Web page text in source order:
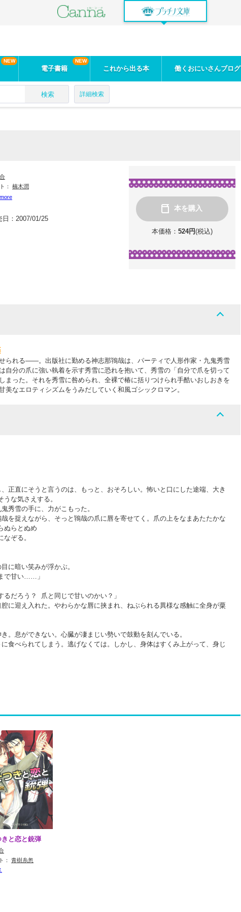
検索 詳細検索
電子書籍 これから出る本 働くおにいさんブログ
： 楠木潤
本を購入
本価格： 524円(税込)
： 2007/01/25
られる――。出版社に勤める神志那鴇哉は、パーティで人形作家・九鬼秀雪
自分の爪に強い執着を示す秀雪に恐れを抱いて、秀雪の「自分で爪を切って
まった。それを秀雪に咎められ、全裸で椿に括りつけられ手酷いおしおきを
なエロティシズムをうみだしていく和風ゴシックロマン。
正直にそうと言うのは、もっと、おそろしい。怖いと口にした途端、大き
な気さえする。
秀雪の手に、力がこもった。
を捉えながら、そっと鴇哉の爪に唇を寄せてく。爪の上をなまあたたかな
ぬらとぬめ
ぞる。
に暗い笑みが浮かぶ。
で甘い……」
るだろう？ 爪と同じで甘いのかい？」
に迎え入れた。やわらかな唇に挟まれ、ねぶられる異様な感触に全身が粟
。息ができない。心臓が凄まじい勢いで鼓動を刻んでいる。
食べられてしまう。逃げなくては。しかし、身体はすくみ上がって、身じ
きと恋と銃弾
： 青樹糸怱